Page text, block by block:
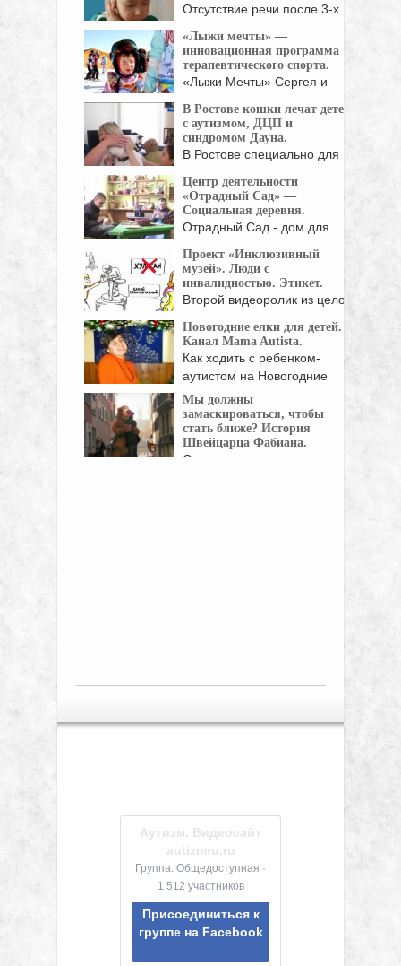
Отсутствие речи после 3-х
«Лыжи мечты» —
инновационная программа
терапевтического спорта.
«Лыжи Мечты» Сергея и
...
В Ростове кошки лечат детей
с аутизмом, ДЦП и
синдромом Дауна.
В Ростове специально для
...
Центр деятельности
«Отрадный Сад» —
Социальная деревня.
Отрадный Сад - дом для
Проект «Инклюзивный
музей». Люди с
инвалидностью. Этикет.
Второй видеоролик из целой
пониманию ...
Новогодние елки для детей.
Канал Mama Autista.
Как ходить с ребенком-
аутистом на Новогодние
елки? Если ...
Мы должны
замаскироваться, чтобы
стать ближе? История
Швейцарца Фабиана.
Он давно уже привык, что в
Аутизм. Видеосайт
autizmru.ru
Группа: Общедоступная ·
1 512 участников
Присоединиться к
группе на Facebook